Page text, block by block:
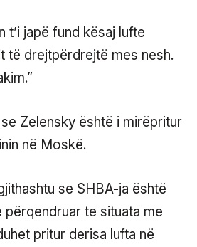
t’i japë fund kësaj lufte
të drejtpërdrejtë mes nesh.
Zelensky është i mirëpritur
në Moskë.
se SHBA-ja është
përqendruar te situata me
pritur derisa lufta në